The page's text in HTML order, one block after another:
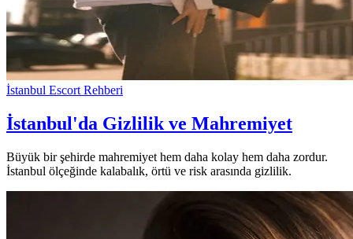
İstanbul Escort Rehberi
İstanbul'da Gizlilik ve Mahremiyet
Büyük bir şehirde mahremiyet hem daha kolay hem daha zordur.
İstanbul ölçeğinde kalabalık, örtü ve risk arasında gizlilik.